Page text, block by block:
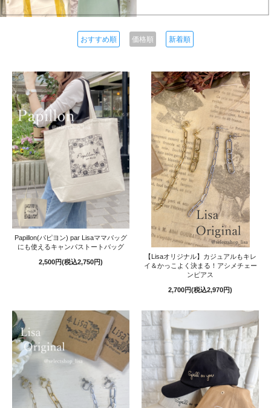
おすすめ順 価格順 新着順
Papillon(パピヨン) par Lisaママバッグ
にも使えるキャンパストートバッグ
2,500円(税込2,750円)
【Lisaオリジナル】カジュアルもキレ
イ＆かっこよく決まる！アシメチェー
ンピアス
2,700円(税込2,970円)